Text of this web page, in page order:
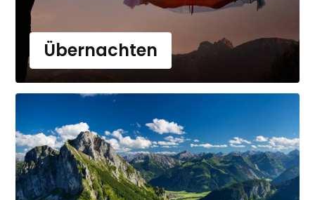
Übernachten